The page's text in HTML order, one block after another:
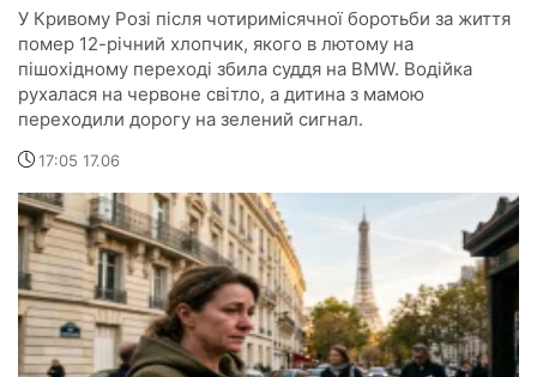
У Кривому Розі після чотиримісячної боротьби за життя
помер 12-річний хлопчик, якого в лютому на
пішохідному переході збила суддя на BMW. Водійка
рухалася на червоне світло, а дитина з мамою
переходили дорогу на зелений сигнал.
17:05 17.06